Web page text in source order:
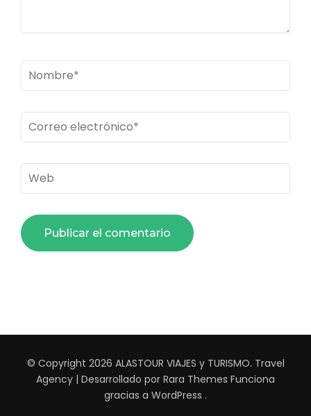
Nombre*
Correo
electrónico*
Web
© Copyright 2026 ALASTOUR VIAJES y TURISMO. Travel
Agency | Desarrollado por Rara Themes Funciona
gracias a WordPress .